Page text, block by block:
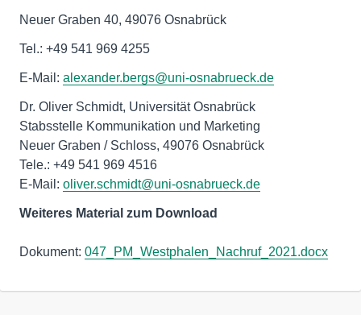
Neuer Graben 40, 49076 Osnabrück
Tel.: +49 541 969 4255
E-Mail: alexander.bergs@uni-osnabrueck.de
Dr. Oliver Schmidt, Universität Osnabrück
Stabsstelle Kommunikation und Marketing
Neuer Graben / Schloss, 49076 Osnabrück
Tele.: +49 541 969 4516
E-Mail: oliver.schmidt@uni-osnabrueck.de
Weiteres Material zum Download
Dokument: 047_PM_Westphalen_Nachruf_2021.docx